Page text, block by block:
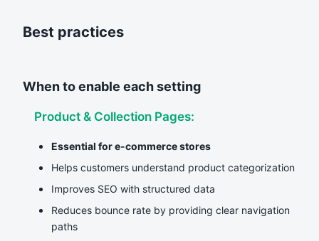
Best practices
When to enable each setting
Product & Collection Pages:
Essential for e-commerce stores
Helps customers understand product categorization
Improves SEO with structured data
Reduces bounce rate by providing clear navigation
paths